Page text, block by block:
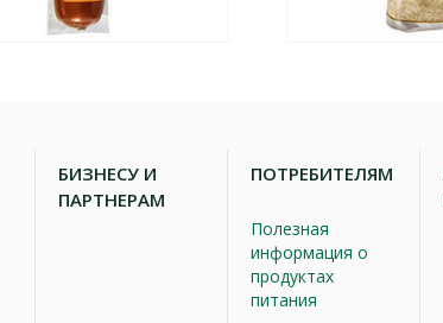
БИЗНЕСУ И
ПАРТНЕРАМ
ПОТРЕБИТЕЛЯМ
Полезная
информация о
продуктах
питания